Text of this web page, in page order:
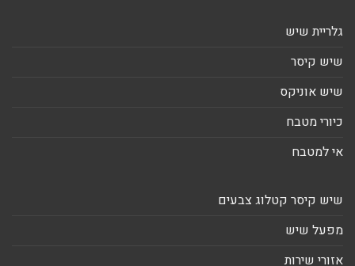
גלריית שיש
שיש קיסר
שיש אוניקס
כיורי מטבח
אי למטבח
שיש קיסר קטלוג צבעים
מפעל שיש
אזורי שירות